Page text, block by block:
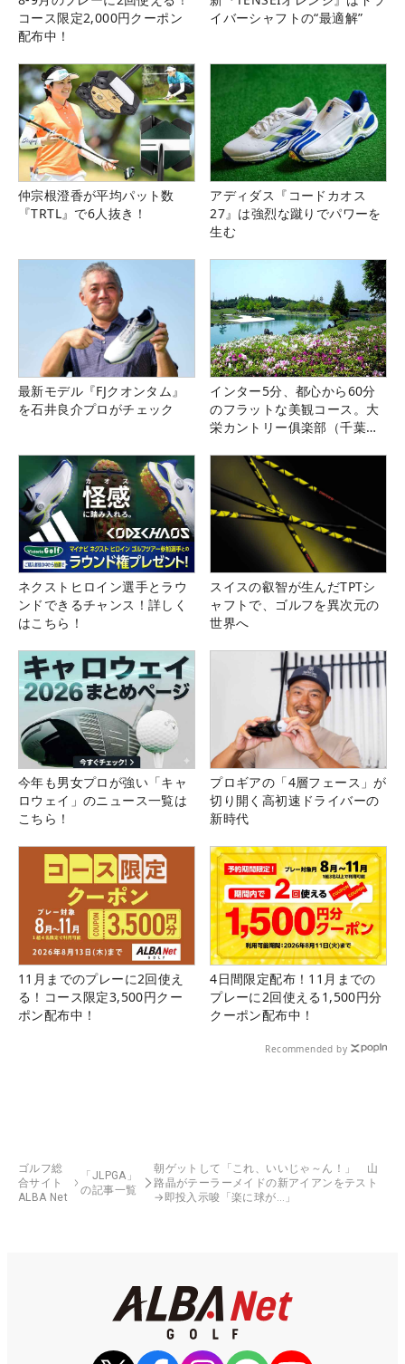
コース限定2,000円クーポン
配布中！
イバーシャフトの“最適解”
仲宗根澄香が平均パット数
『TRTL』で6人抜き！
アディダス『コードカオス
27』は強烈な蹴りでパワーを
生む
最新モデル『FJクオンタム』
を石井良介プロがチェック
インター5分、都心から60分
のフラットな美観コース。大
栄カントリー俱楽部（千葉
ネクストヒロイン選手とラウ
ンドできるチャンス！詳しく
はこちら！
スイスの叡智が生んだTPTシ
ャフトで、ゴルフを異次元の
世界へ
今年も男女プロが強い「キャ
ロウェイ」のニュース一覧は
こちら！
プロギアの「4層フェース」が
切り開く高初速ドライバーの
新時代
11月までのプレーに2回使え
る！コース限定3,500円クー
ポン配布中！
4日間限定配布！11月までの
プレーに2回使える1,500円分
クーポン配布中！
Recommended by
ゴルフ総
合サイト
ALBA Net
「JLPGA」
の記事一覧
朝ゲットして「これ、いいじゃ～ん！」 山
路晶がテーラーメイドの新アイアンをテスト
→即投入示唆「楽に球が…」